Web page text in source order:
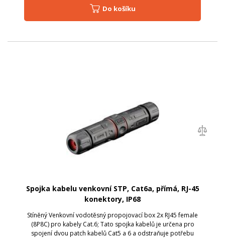
Do košíku
Spojka kabelu venkovní STP, Cat6a, přímá, RJ-45
konektory, IP68
Stíněný Venkovní vodotěsný propojovací box 2x RJ45 female
(8P8C) pro kabely Cat.6; Tato spojka kabelů je určena pro
spojení dvou patch kabelů Cat5 a 6 a odstraňuje potřebu